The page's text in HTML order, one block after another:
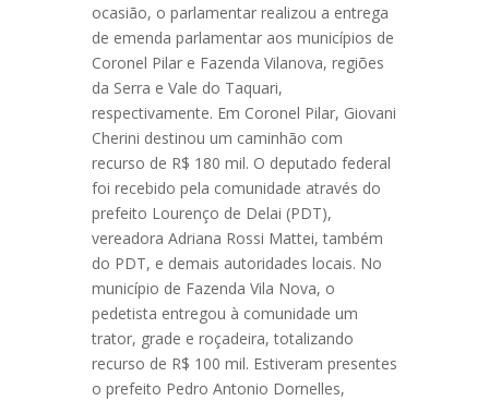
ocasião, o parlamentar realizou a entrega
de emenda parlamentar aos municípios de
Coronel Pilar e Fazenda Vilanova, regiões
da Serra e Vale do Taquari,
respectivamente. Em Coronel Pilar, Giovani
Cherini destinou um caminhão com
recurso de R$ 180 mil. O deputado federal
foi recebido pela comunidade através do
prefeito Lourenço de Delai (PDT),
vereadora Adriana Rossi Mattei, também
do PDT, e demais autoridades locais. No
município de Fazenda Vila Nova, o
pedetista entregou à comunidade um
trator, grade e roçadeira, totalizando
recurso de R$ 100 mil. Estiveram presentes
o prefeito Pedro Antonio Dornelles,